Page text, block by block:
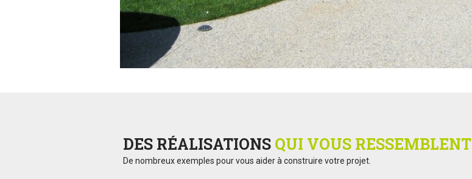
DES RÉALISATIONS QUI VOUS RESSEMBLENT
De nombreux exemples pour vous aider à construire votre projet.